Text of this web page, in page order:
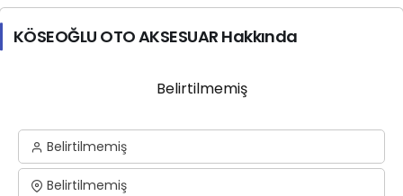
KÖSEOĞLU OTO AKSESUAR Hakkında
Belirtilmemiş
Belirtilmemiş
Belirtilmemiş